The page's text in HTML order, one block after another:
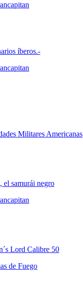
íberos.-
Militares Americanas
el samurái negro
Lord Calibre 50
de Fuego